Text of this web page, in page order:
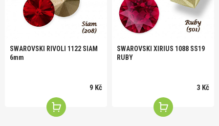
SWAROVSKI RIVOLI 1122 SIAM
6mm
9 Kč
SWAROVSKI XIRIUS 1088 SS19
RUBY
3 Kč